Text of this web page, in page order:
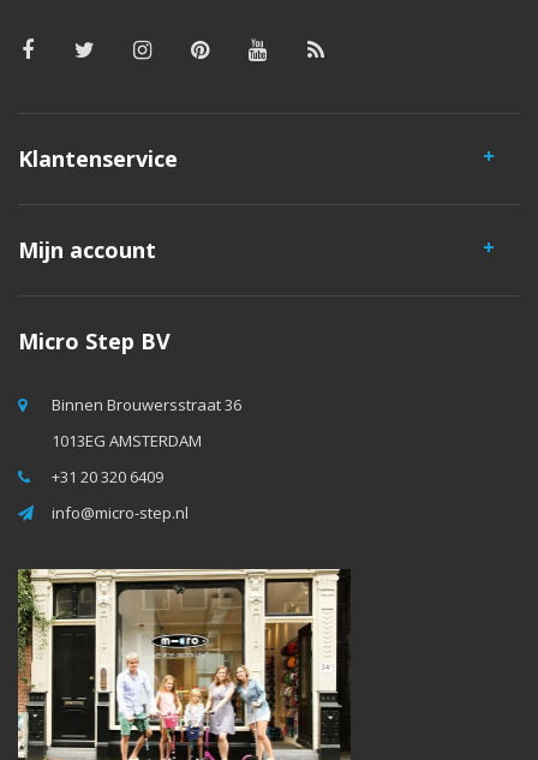
Klantenservice
Mijn account
Micro Step BV
Binnen Brouwersstraat 36
1013EG AMSTERDAM
+31 20 320 6409
info@micro-step.nl